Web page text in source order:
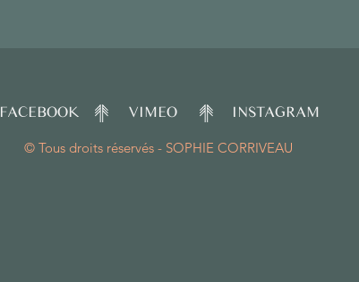
FACEBOOK VIMEO INSTAGRAM
© Tous droits réservés - SOPHIE CORRIVEAU